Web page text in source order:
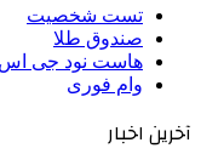
تست شخصیت
صندوق طلا
هاست نود جی اس
وام فوری
آخرین اخبار